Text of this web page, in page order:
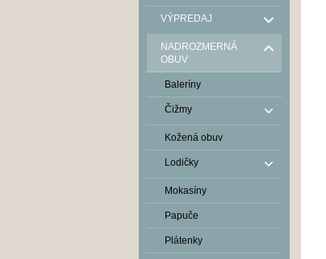
VÝPREDAJ
NADROZMERNÁ
OBUV
Baleríny
Čižmy
Kožená obuv
Lodičky
Mokasíny
Papuče
Plátenky